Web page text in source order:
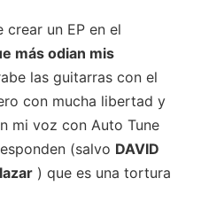
un EP en el
más odian mis
las guitarras con el
con mucha libertad y
mi voz con Auto Tune
(salvo DAVID
) que es una tortura